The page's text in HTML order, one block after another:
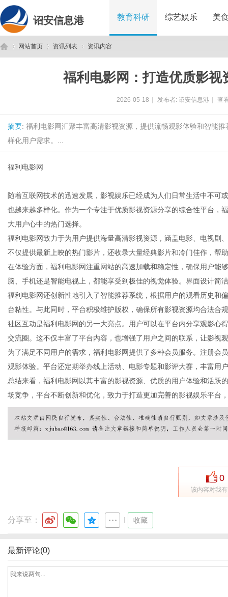
诏安信息港 教育科研 综艺娱乐 美
网站首页 资讯列表 资讯内容
福利电影网：打造优质影视
2026-05-18 发布者: 诏安信息港 查
摘要: 福利电影网汇聚丰富高清影视资源，提供流畅观影体验和智能
样化用户需求。...
福利电影网
随着互联网技术的迅速发展，影视娱乐已经成为人们日常生活中不可
也越来越多样化。作为一个专注于优质影视资源分享的综合性平台，
大用户心中的热门选择。
福利电影网致力于为用户提供海量高清影视资源，涵盖电影、电视剧
不仅提供最新上映的热门影片，还收录大量经典影片和冷门佳作，帮
在体验方面，福利电影网注重网站的高速加载和稳定性，确保用户能
脑、手机还是智能电视上，都能享受到极佳的视觉体验。界面设计简
福利电影网还创新性地引入了智能推荐系统，根据用户的观看历史和
台粘性。与此同时，平台积极维护版权，确保所有影视资源均合法合
社区互动是福利电影网的另一大亮点。用户可以在平台内分享观影心
交流圈。这不仅丰富了平台内容，也增强了用户之间的联系，让影视
为了满足不同用户的需求，福利电影网提供了多种会员服务。注册会
观影体验。平台还定期举办线上活动、电影专题和影评大赛，丰富用
总结来看，福利电影网以其丰富的影视资源、优质的用户体验和活跃
场竞争，平台不断创新和优化，致力于打造更加完善的影视娱乐平台
0
该内容对我
分享至： 收藏
最新评论(0)